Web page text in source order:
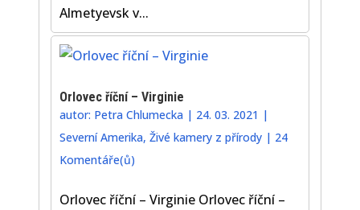
Almetyevsk v...
Orlovec říční – Virginie
autor: Petra Chlumecka| 24. 03. 2021 |
Severní Amerika, Živé kamery z přírody| 24
Komentáře(ů)
Orlovec říční – Virginie Orlovec říční –